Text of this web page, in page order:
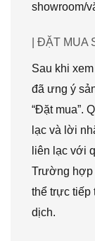
showroom/
| ĐẶT MUA
Sau khi
đã ưng ý
“Đặt mua”.
lạc và lời
liên lạc với
Trường hợp
thể trực tiếp
dịch.